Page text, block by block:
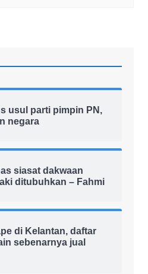
usul parti pimpin PN,
negara
siasat dakwaan
ditubuhkan – Fahmi
di Kelantan, daftar
sebenarnya jual